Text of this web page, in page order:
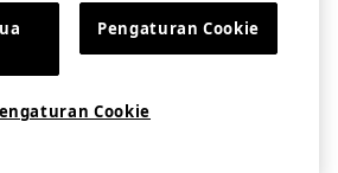
Pengaturan Cookie
Cookie